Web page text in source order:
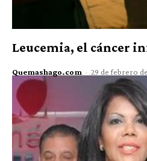
Leucemia, el cáncer
Quemashago.com - 29 de febrero